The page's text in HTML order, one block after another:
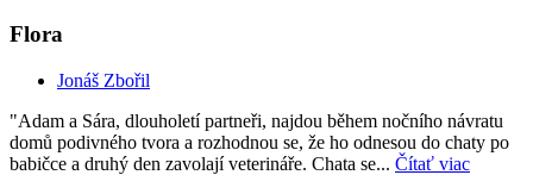
Flora
Jonáš Zbořil
"Adam a Sára, dlouholetí partneři, najdou během nočního návratu
domů podivného tvora a rozhodnou se, že ho odnesou do chaty po
babičce a druhý den zavolají veterináře. Chata se... Čítať viac